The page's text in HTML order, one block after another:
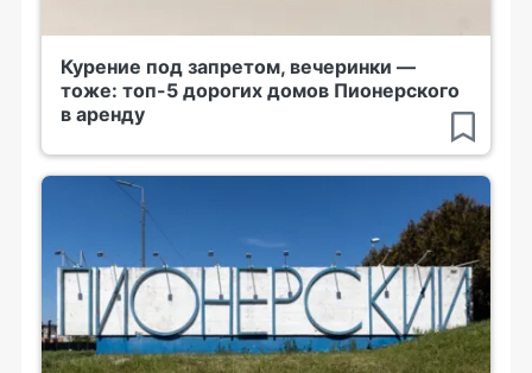
Курение под запретом, вечеринки —
тоже: топ-5 дорогих домов Пионерского
в аренду